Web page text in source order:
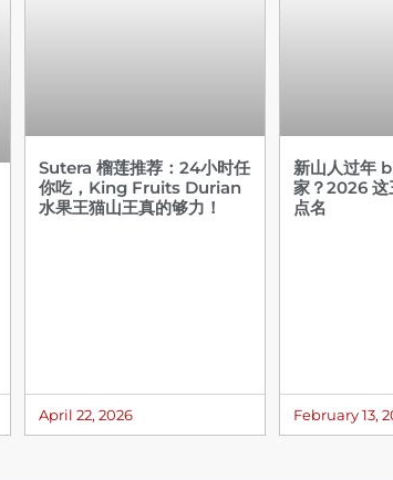
Sutera 榴莲推荐：24小时任
你吃，King Fruits Durian
水果王猫山王真的够力！
April 22, 2026
新山人过年
家？2026 这
点名
February 13,